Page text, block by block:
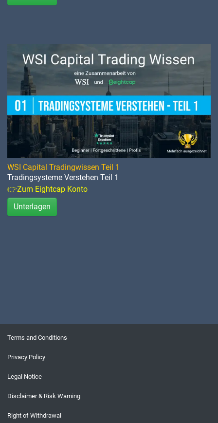
WSI Capital Tradingwissen Teil 1
Tradingsysteme Verstehen Teil 1
👉Zum Eightcap Konto
Unterlagen
Terms and Conditions
Privacy Policy
Legal Notice
Disclaimer & Risk Warning
Right of Withdrawal